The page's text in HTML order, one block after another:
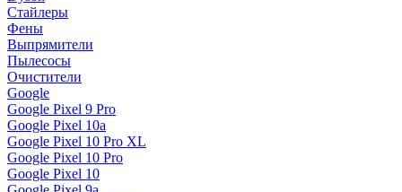
Стайлеры
Фены
Выпрямители
Пылесосы
Очистители
Google
Google Pixel 9 Pro
Google Pixel 10a
Google Pixel 10 Pro XL
Google Pixel 10 Pro
Google Pixel 10